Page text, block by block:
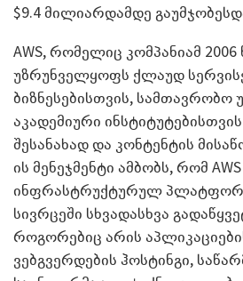
$9.4 მილიარდამდე
AWS, რომელიც კომპანიამ
უზრუნველყოფს ქლაუდ
ბიზნესებისთვის, სამთავრობო
აკადემიური
შესანახად და კონტენტის
ის მენეჯმენტი ამბობს, რომ
ინფრასტრუქტურულ
სივრცეში სხვადასხვა
როგორებიც არის
ვებგვერდების ჰოსტინგი,